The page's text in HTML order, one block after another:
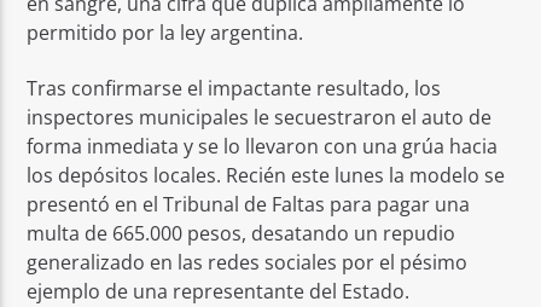
permitido por la ley argentina.
Tras confirmarse el impactante resultado, los
inspectores municipales le secuestraron el auto de
forma inmediata y se lo llevaron con una grúa hacia
los depósitos locales. Recién este lunes la modelo se
presentó en el Tribunal de Faltas para pagar una
multa de 665.000 pesos, desatando un repudio
generalizado en las redes sociales por el pésimo
ejemplo de una representante del Estado.